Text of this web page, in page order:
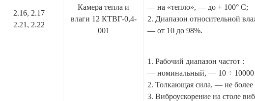
2.16, 2.17
2.21, 2.22
Камера тепла и
влаги 12 КТВГ-0,4-
001
— на «тепло», — до + 100° С;
2. Диапазон относительной
— от 10 до 98%.
1. Рабочий диапазон частот :
— номинальный, — 10 ÷ 10000
2. Толкающая сила, — не
3. Виброускорение на столе